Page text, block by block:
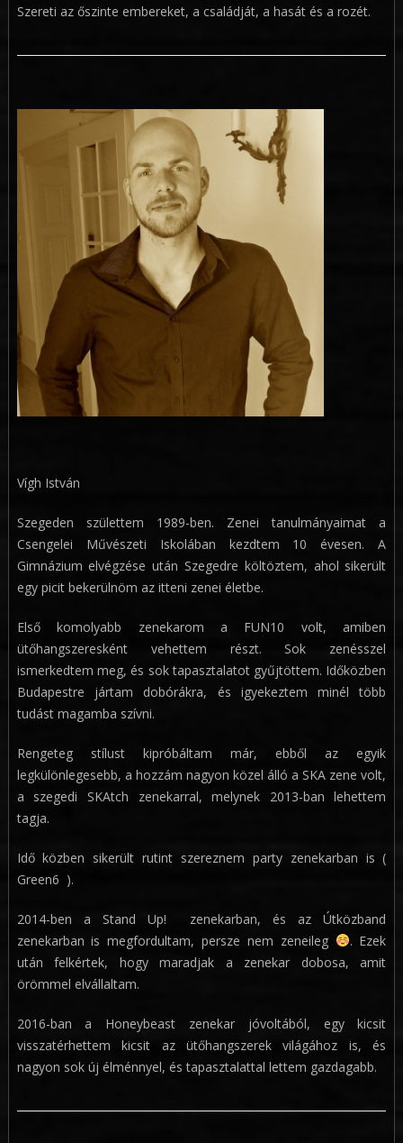
Szereti az őszinte embereket, a családját, a hasát és a rozét.
Vígh István
Szegeden születtem 1989-ben. Zenei tanulmányaimat a
Csengelei Művészeti Iskolában kezdtem 10 évesen. A
Gimnázium elvégzése után Szegedre költöztem, ahol sikerült
egy picit bekerülnöm az itteni zenei életbe.
Első komolyabb zenekarom a FUN10 volt, amiben
ütőhangszeresként vehettem részt. Sok zenésszel
ismerkedtem meg, és sok tapasztalatot gyűjtöttem. Időközben
Budapestre jártam dobórákra, és igyekeztem minél több
tudást magamba szívni.
Rengeteg stílust kipróbáltam már, ebből az egyik
legkülönlegesebb, a hozzám nagyon közel álló a SKA zene volt,
a szegedi SKAtch zenekarral, melynek 2013-ban lehettem
tagja.
Idő közben sikerült rutint szereznem party zenekarban is (
Green6 ).
2014-ben a Stand Up! zenekarban, és az Útközband
zenekarban is megfordultam, persze nem zeneileg
. Ezek
után felkértek, hogy maradjak a zenekar dobosa, amit
örömmel elvállaltam.
2016-ban a Honeybeast zenekar jóvoltából, egy kicsit
visszatérhettem kicsit az ütőhangszerek világához is, és
nagyon sok új élménnyel, és tapasztalattal lettem gazdagabb.